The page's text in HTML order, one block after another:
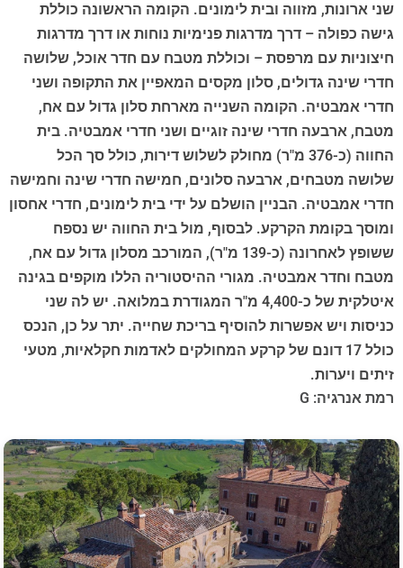
שני ארונות, מזווה ובית לימונים. הקומה הראשונה כוללת
גישה כפולה – דרך מדרגות פנימיות נוחות או דרך מדרגות
חיצוניות עם מרפסת – וכוללת מטבח עם חדר אוכל, שלושה
חדרי שינה גדולים, סלון מקסים המאפיין את התקופה ושני
חדרי אמבטיה. הקומה השנייה מארחת סלון גדול עם אח,
מטבח, ארבעה חדרי שינה זוגיים ושני חדרי אמבטיה. בית
החווה (כ-376 מ"ר) מחולק לשלוש דירות, כולל סך הכל
שלושה מטבחים, ארבעה סלונים, חמישה חדרי שינה וחמישה
חדרי אמבטיה. הבניין הושלם על ידי בית לימונים, חדרי אחסון
ומוסך בקומת הקרקע. לבסוף, מול בית החווה יש נספח
ששופץ לאחרונה (כ-139 מ"ר), המורכב מסלון גדול עם אח,
מטבח וחדר אמבטיה. מגורי ההיסטוריה הללו מוקפים בגינה
איטלקית של כ-4,400 מ"ר המגודרת במלואה. יש לה שני
כניסות ויש אפשרות להוסיף בריכת שחייה. יתר על כן, הנכס
כולל 17 דונם של קרקע המחולקים לאדמות חקלאיות, מטעי
זיתים ויערות.
רמת אנרגיה: G